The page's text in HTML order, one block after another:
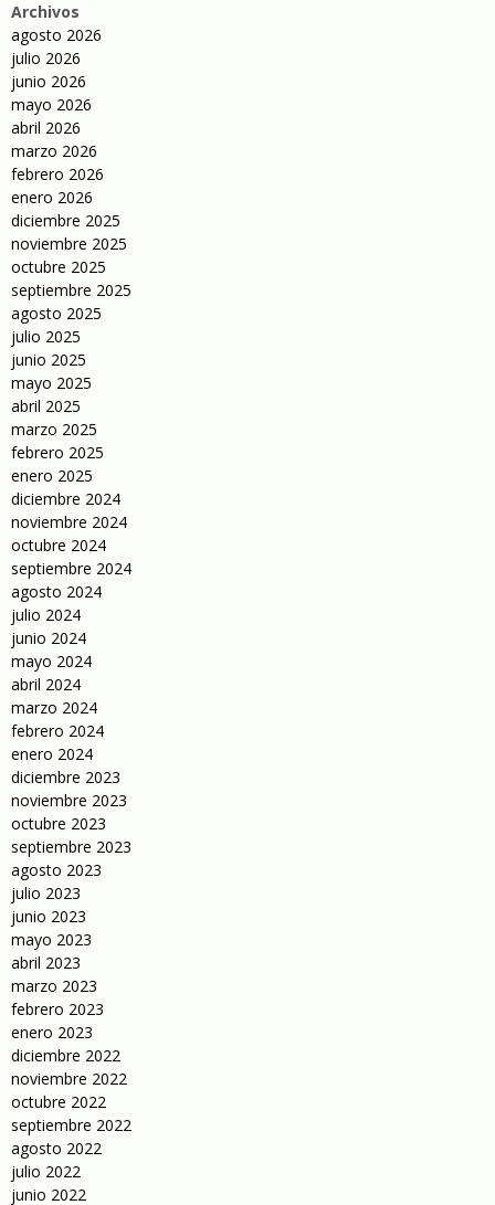
Archivos
agosto 2026
julio 2026
junio 2026
mayo 2026
abril 2026
marzo 2026
febrero 2026
enero 2026
diciembre 2025
noviembre 2025
octubre 2025
septiembre 2025
agosto 2025
julio 2025
junio 2025
mayo 2025
abril 2025
marzo 2025
febrero 2025
enero 2025
diciembre 2024
noviembre 2024
octubre 2024
septiembre 2024
agosto 2024
julio 2024
junio 2024
mayo 2024
abril 2024
marzo 2024
febrero 2024
enero 2024
diciembre 2023
noviembre 2023
octubre 2023
septiembre 2023
agosto 2023
julio 2023
junio 2023
mayo 2023
abril 2023
marzo 2023
febrero 2023
enero 2023
diciembre 2022
noviembre 2022
octubre 2022
septiembre 2022
agosto 2022
julio 2022
junio 2022